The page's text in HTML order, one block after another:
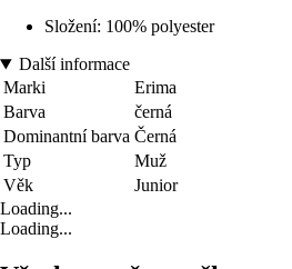
Složení: 100% polyester
Další informace
Marki
Erima
Barva
černá
Dominantní barva Černá
Typ
Muž
Věk
Junior
Loading...
Loading...